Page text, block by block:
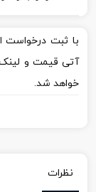
با ثبت درخواست
آتی قیمت و
خواهد شد.
نظرات